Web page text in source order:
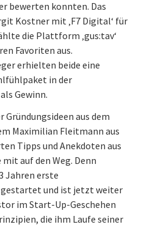
bewerten konnten. Das
Kostner mit ‚F7 Digital‘ für
die Plattform ‚gus:tav‘
Favoriten aus.
erhielten beide eine
in der
Gewinn.
aus dem
Maximilian Fleitmann aus
Tipps und Anekdoten aus
auf den Weg. Denn
Jahren erste
und ist jetzt weiter
im Start-Up-Geschehen
die ihm Laufe seiner